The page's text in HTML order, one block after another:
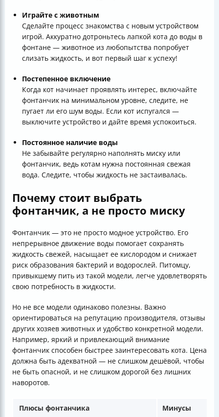
Играйте с животным
Сделайте процесс знакомства с новым устройством
игрой. Аккуратно дотроньтесь лапкой кота до воды в
фонтане — животное из любопытства попробует
слизать жидкость, и вот первый шаг к успеху!
Постепенное включение
Когда кот начинает проявлять интерес, включайте
фонтанчик на минимальном уровне, следите, не
пугает ли его шум воды. Если кот испугался —
выключите устройство и дайте время успокоиться.
Постоянное наличие воды
Не забывайте регулярно наполнять миску или
фонтанчик, ведь котам нужна постоянная свежая
вода. Следите, чтобы жидкость не застаивалась.
Почему стоит выбрать
фонтанчик, а не просто миску
Фонтанчик — это не просто модное устройство. Его
непрерывное движение воды помогает сохранять
жидкость свежей, насыщает ее кислородом и снижает
риск образования бактерий и водорослей. Питомцу,
привыкшему пить из такой модели, легче удовлетворять
свою потребность в жидкости.
Но не все модели одинаково полезны. Важно
ориентироваться на репутацию производителя, отзывы
других хозяев животных и удобство конкретной модели.
Например, яркий и привлекающий внимание
фонтанчик способен быстрее заинтересовать кота. Цена
должна быть адекватной — не слишком дешёвой, чтобы
не быть опасной, и не слишком дорогой без лишних
наворотов.
Плюсы фонтанчика Минусы